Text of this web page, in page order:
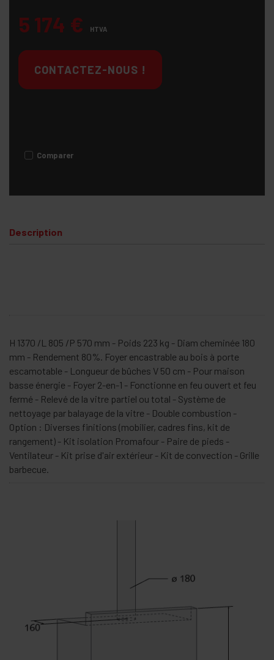
5 174 € HTVA
CONTACTEZ-NOUS !
Comparer
Description
H 1370 /L 805 /P 570 mm - Poids 223 kg - Diam cheminée 180
mm - Rendement 80%. Foyer encastrable au bois à porte
escamotable - Longueur de bûches V 50 cm - Pour maison
basse énergie - Foyer 2-en-1 - Fonctionne en feu ouvert et feu
fermé - Relevé de la vitre partiel ou total - Système de
nettoyage par balayage de la vitre - Double combustion -
Option : Diverses finitions (mobilier, cadres fins, kit de
rangement) - Kit isolation Promafour - Paire de pieds -
Ventilateur - Kit prise d'air extérieur - Kit de convection - Grille
barbecue.